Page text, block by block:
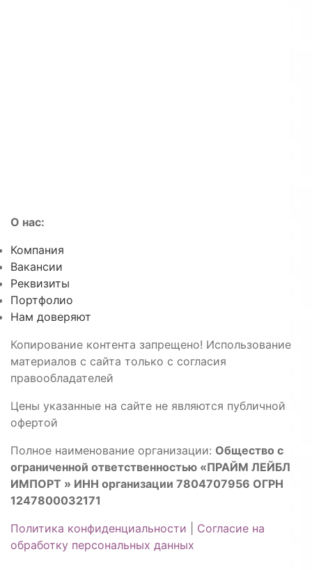
О нас:
Компания
Вакансии
Реквизиты
Портфолио
Нам доверяют
Копирование контента запрещено! Использование
материалов с сайта только с согласия
правообладателей
Цены указанные на сайте не являются публичной
офертой
Полное наименование организации: Общество с
ограниченной ответственностью «ПРАЙМ ЛЕЙБЛ
ИМПОРТ » ИНН организации 7804707956 ОГРН
1247800032171
Политика конфиденциальности
Согласие на
обработку персональных данных